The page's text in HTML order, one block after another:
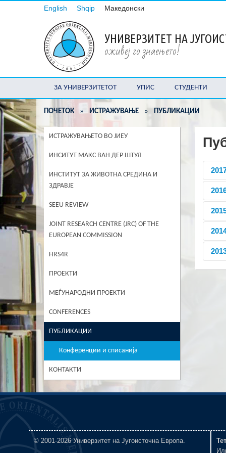
English Shqip Македонски
УНИВЕРЗИТЕТ НА
оживеј го знаењето!
ЗА УНИВЕРЗИТЕТОТ УПИС СТУДЕНТИ
ПОЧЕТОК » ИСТРАЖУВАЊЕ » ПУБЛИКАЦИИ
ИСТРАЖУВАЊЕТО ВО ЈИЕУ
ИНСИТУТ МАКС ВАН ДЕР ШТУЛ
ИНСТИТУТ ЗА ЖИВОТНА СРЕДИНА И
ЗДРАВЈЕ
SEEU REVIEW
JOINT RESEARCH CENTRE (JRC) OF THE
EUROPEAN COMMISSION
HRS4R
ПРОЕКТИ
МЕЃУНАРОДНИ ПРОЕКТИ
CONFERENCES
ПУБЛИКАЦИИ
Конференции и списанија
КОНТАКТИ
A
© 2001-2026 Универзитет на Југоисточна Европа.